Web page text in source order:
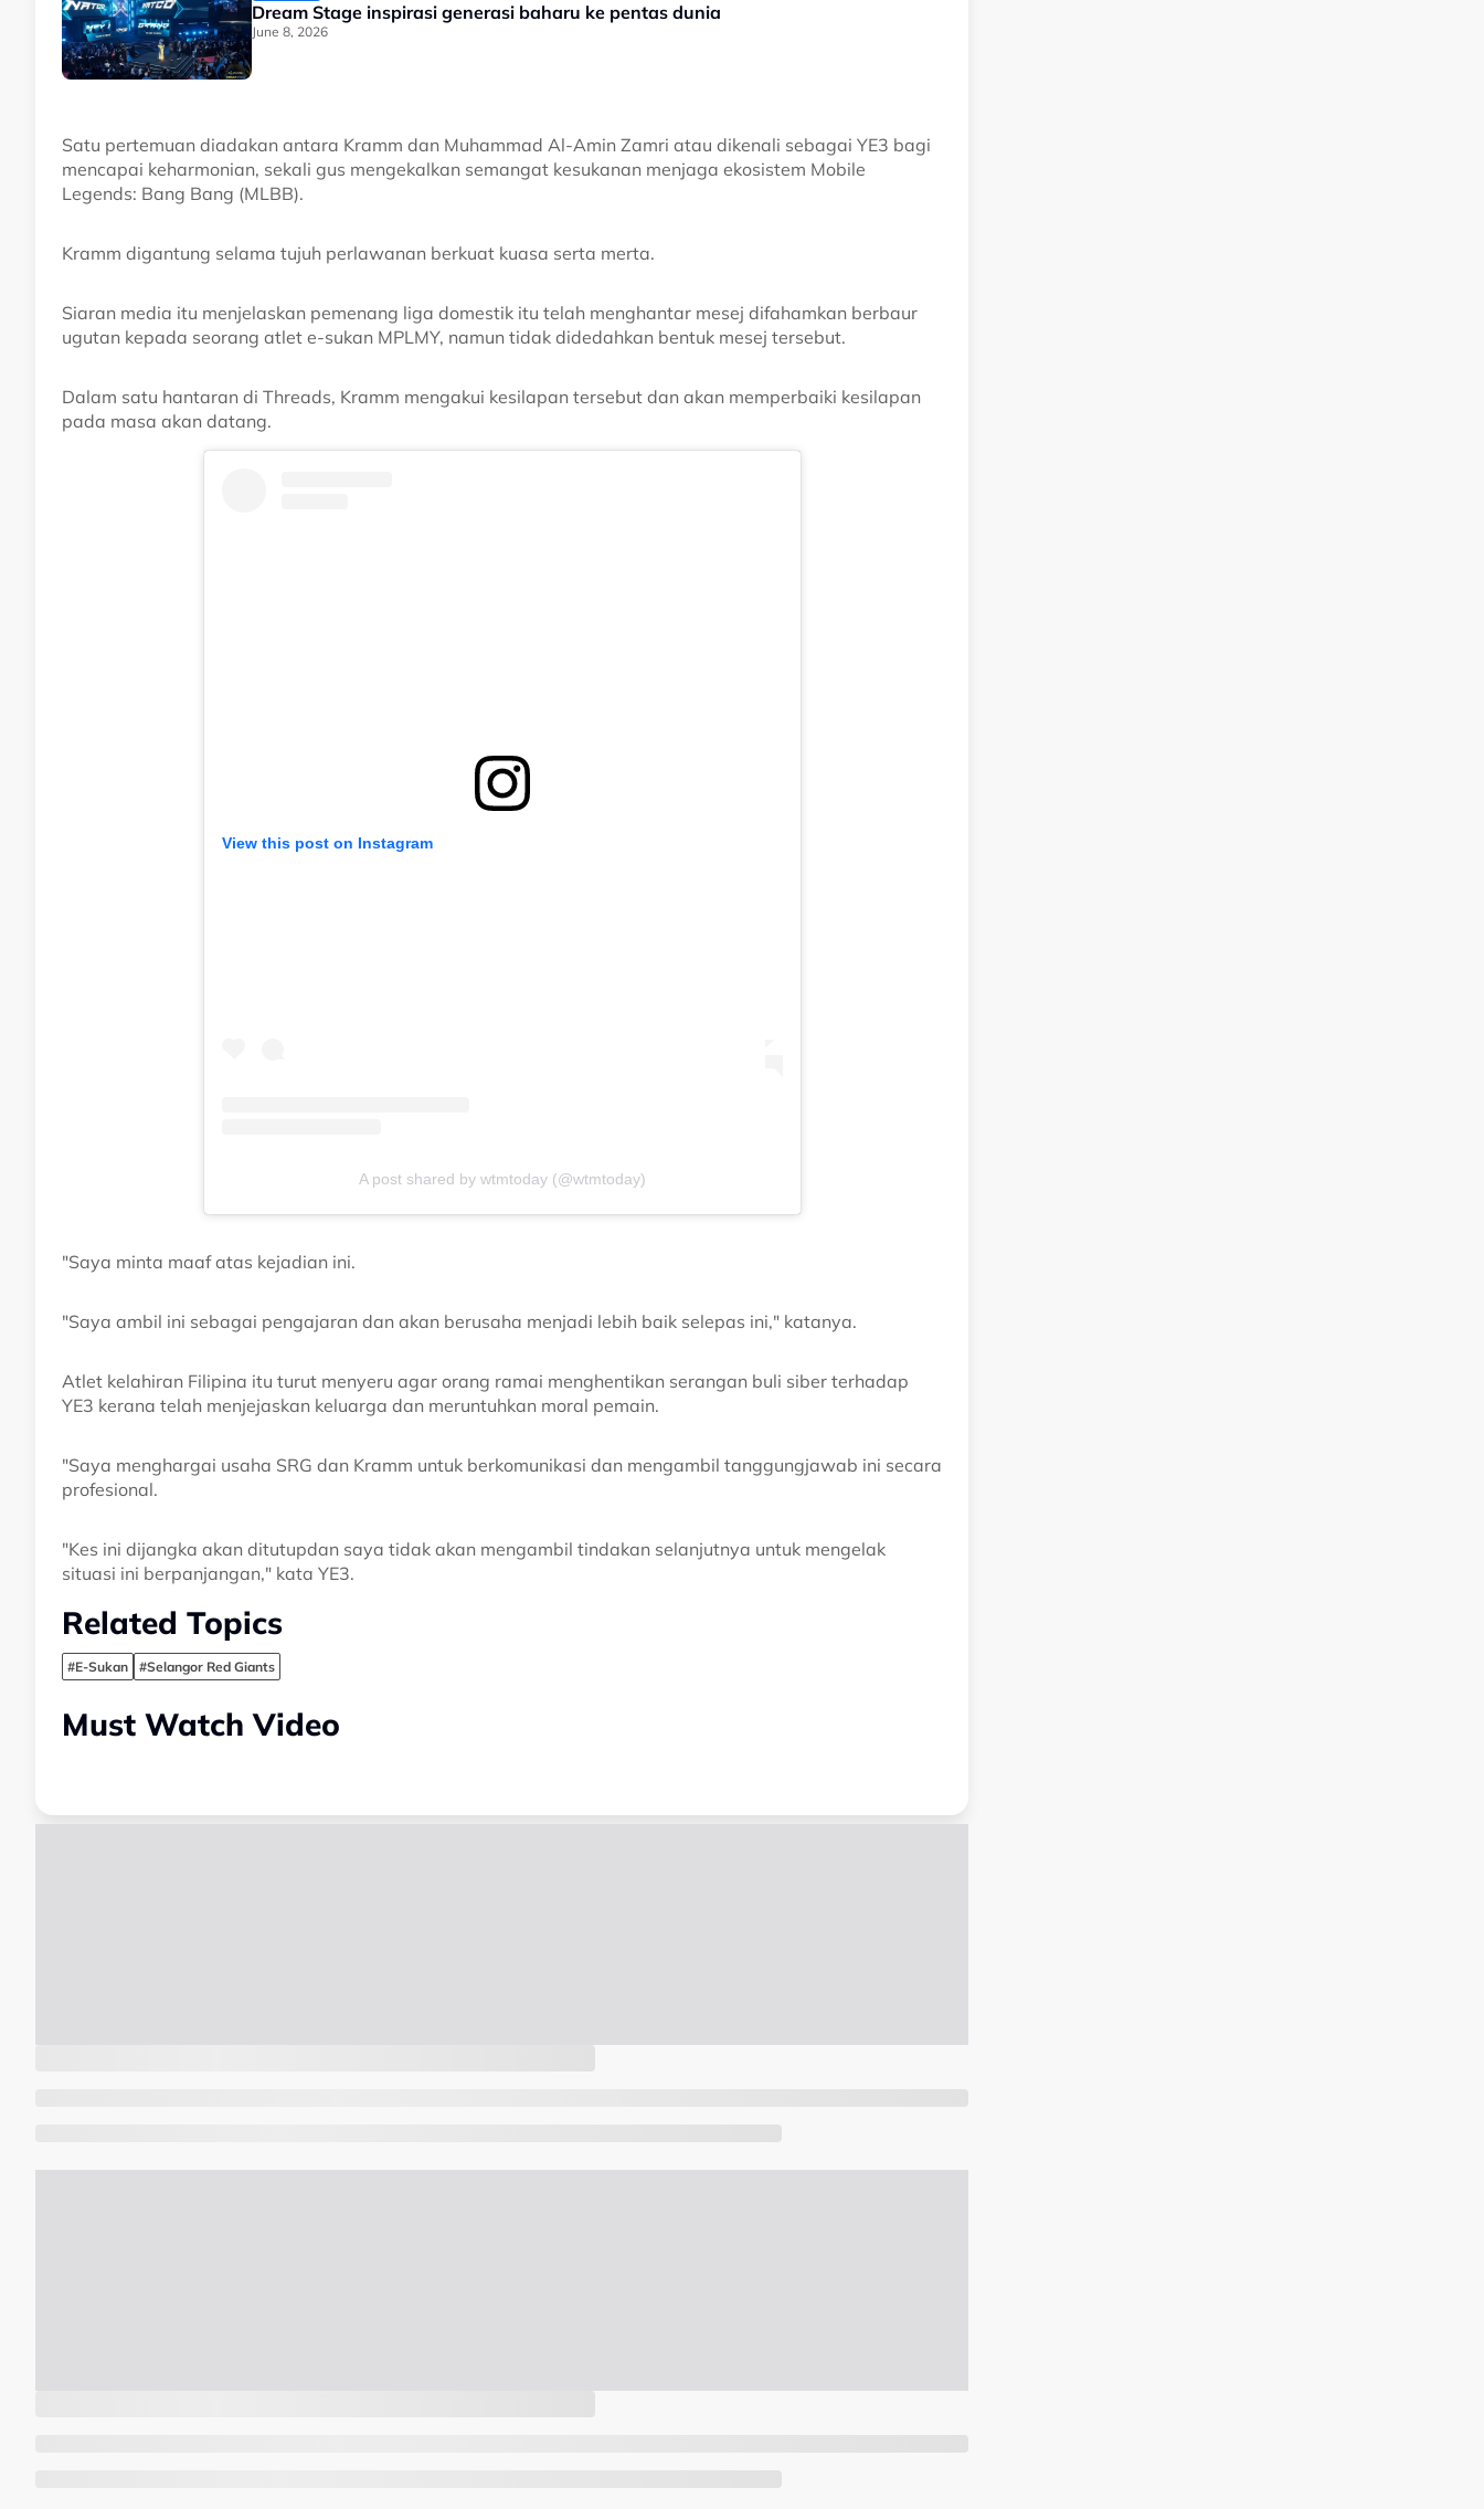
Dream Stage inspirasi generasi baharu ke pentas dunia
June 8, 2026
Satu pertemuan diadakan antara Kramm dan Muhammad Al-Amin Zamri atau dikenali sebagai YE3 bagi
mencapai keharmonian, sekali gus mengekalkan semangat kesukanan menjaga ekosistem Mobile
Legends: Bang Bang (MLBB).
Kramm digantung selama tujuh perlawanan berkuat kuasa serta merta.
Siaran media itu menjelaskan pemenang liga domestik itu telah menghantar mesej difahamkan berbaur
ugutan kepada seorang atlet e-sukan MPLMY, namun tidak didedahkan bentuk mesej tersebut.
Dalam satu hantaran di Threads, Kramm mengakui kesilapan tersebut dan akan memperbaiki kesilapan
pada masa akan datang.
View this post on Instagram
A post shared by wtmtoday (@wtmtoday)
"Saya minta maaf atas kejadian ini.
"Saya ambil ini sebagai pengajaran dan akan berusaha menjadi lebih baik selepas ini," katanya.
Atlet kelahiran Filipina itu turut menyeru agar orang ramai menghentikan serangan buli siber terhadap
YE3 kerana telah menjejaskan keluarga dan meruntuhkan moral pemain.
"Saya menghargai usaha SRG dan Kramm untuk berkomunikasi dan mengambil tanggungjawab ini secara
profesional.
"Kes ini dijangka akan ditutupdan saya tidak akan mengambil tindakan selanjutnya untuk mengelak
situasi ini berpanjangan," kata YE3.
Related Topics
#E-Sukan #Selangor Red Giants
Must Watch Video